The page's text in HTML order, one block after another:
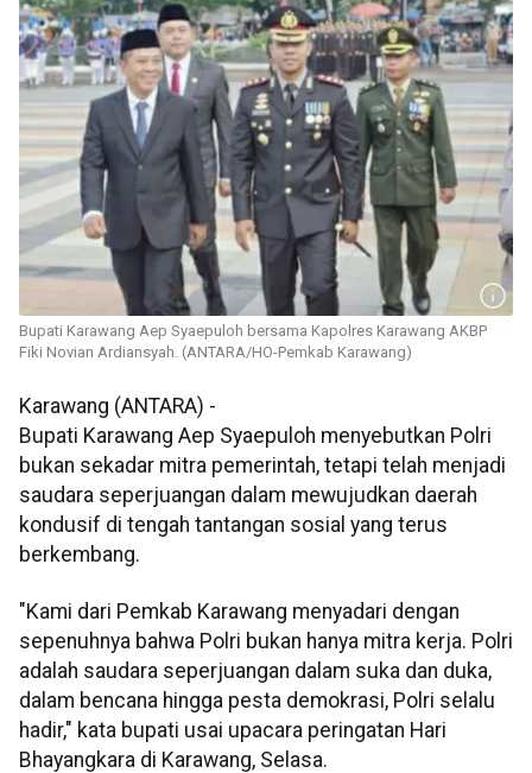
Bupati Karawang Aep Syaepuloh bersama Kapolres Karawang AKBP
Fiki Novian Ardiansyah. (ANTARA/HO-Pemkab Karawang)
Karawang (ANTARA) -
Bupati Karawang Aep Syaepuloh menyebutkan Polri
bukan sekadar mitra pemerintah, tetapi telah menjadi
saudara seperjuangan dalam mewujudkan daerah
kondusif di tengah tantangan sosial yang terus
berkembang.
"Kami dari Pemkab Karawang menyadari dengan
sepenuhnya bahwa Polri bukan hanya mitra kerja. Polri
adalah saudara seperjuangan dalam suka dan duka,
dalam bencana hingga pesta demokrasi, Polri selalu
hadir," kata bupati usai upacara peringatan Hari
Bhayangkara di Karawang, Selasa.